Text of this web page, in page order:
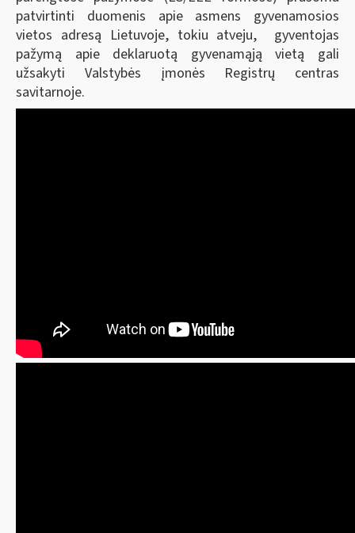
patvirtinti duomenis apie asmens gyvenamosios
vietos adresą Lietuvoje, tokiu atveju, gyventojas
pažymą apie deklaruotą gyvenamąją vietą gali
užsakyti Valstybės įmonės Registrų centras
savitarnoje.